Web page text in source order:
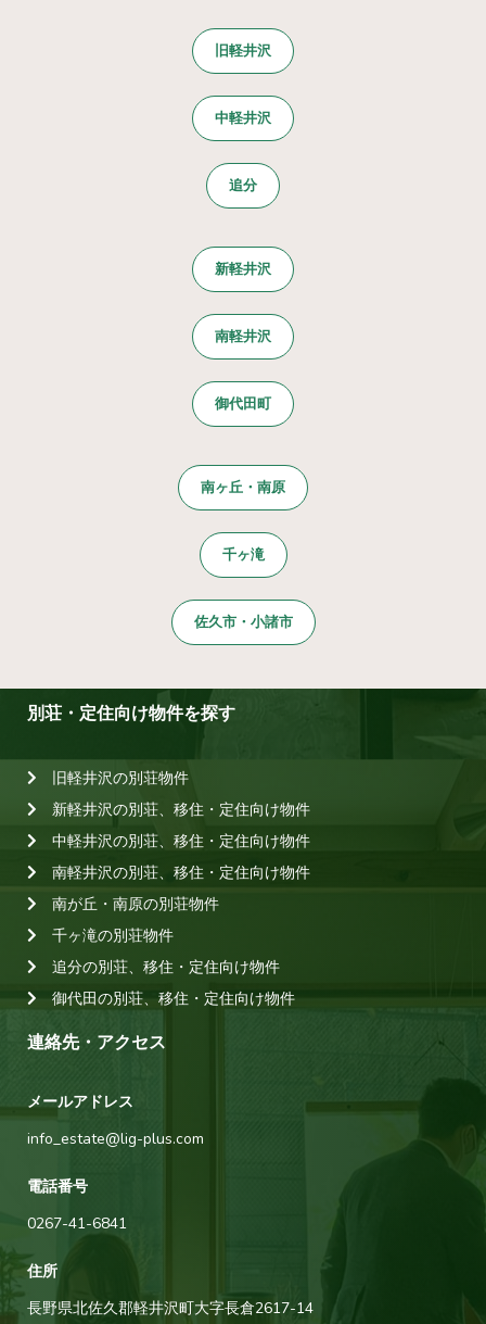
旧軽井沢
中軽井沢
追分
新軽井沢
南軽井沢
御代田町
南ヶ丘・南原
千ヶ滝
佐久市・小諸市
別荘・定住向け物件を探す
旧軽井沢の別荘物件
新軽井沢の別荘、移住・定住向け物件
中軽井沢の別荘、移住・定住向け物件
南軽井沢の別荘、移住・定住向け物件
南が丘・南原の別荘物件
千ヶ滝の別荘物件
追分の別荘、移住・定住向け物件
御代田の別荘、移住・定住向け物件
連絡先・アクセス
メールアドレス
info_estate@lig-plus.com
電話番号
0267-41-6841
住所
長野県北佐久郡軽井沢町大字長倉2617-14